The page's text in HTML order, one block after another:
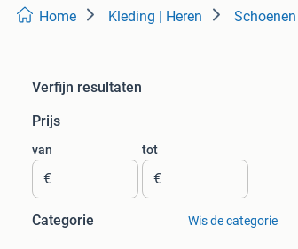
Home Kleding | Heren Schoenen
Verfijn resultaten
Prijs
van
€
tot
€
Categorie Wis de categorie